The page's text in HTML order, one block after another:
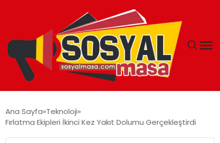
EKONOMI
Ana Sayfa Teknoloji
Fırlatma Ekipleri İkinci Kez Yakıt Dolumu Gerçekleştirdi